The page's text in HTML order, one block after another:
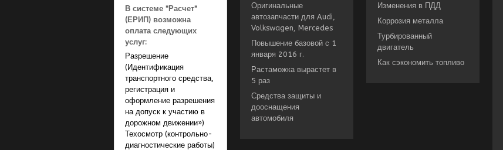
В системе "Расчет"
(ЕРИП) возможна
оплата следующих
услуг:
Разрешение
(Идентификация
транспортного средства,
регистрация и
оформление разрешения
на допуск к участию в
дорожном движении»)
Техосмотр (контрольно-
диагностические работы)
Оригинальные
автозапчасти для Audi,
Volkswagen, Mercedes
Повышение базовой с 1
января 2016 г.
Растаможка вырастет в
5 раз
Средства защиты и
дооснащения
автомобиля
Изменения в ПДД
Коррозия металла
Турбированный
двигатель
Как сэкономить топливо